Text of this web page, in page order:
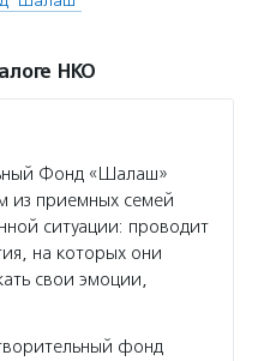
НКО
Фонд «Шалаш»
из приемных семей
ситуации: проводит
на которых они
свои эмоции,
фонд